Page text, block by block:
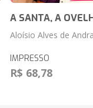
A SANTA, A
Aloísio Alves de
IMPRESSO
R$ 68,78